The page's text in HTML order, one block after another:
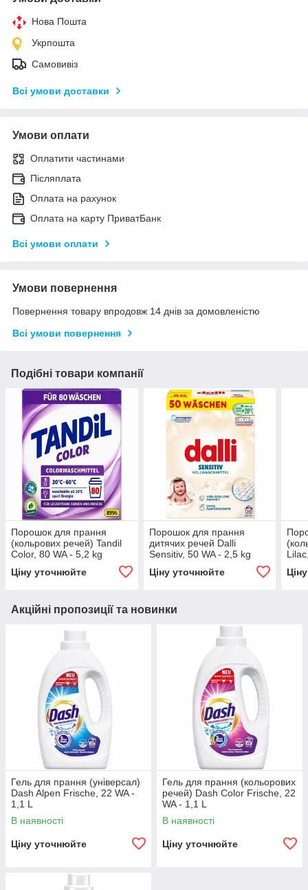
Нова Пошта
Укрпошта
Самовивіз
Всі умови доставки
Умови оплати
Оплатити частинами
Післяплата
Оплата на рахунок
Оплата на карту ПриватБанк
Всі умови оплати
Умови повернення
Повернення товару впродовж 14 днів за домовленістю
Всі умови повернення
Подібні товари компанії
Порошок для прання
(кольрових речей) Tandil
Color, 80 WA - 5,2 kg
Ціну уточнюйте
Порошок для прання
дитячих речей Dalli
Sensitiv, 50 WA - 2,5 kg
Ціну уточнюйте
Акційні пропозиції та новинки
Гель для прання (універсал)
Dash Alpen Frische, 22 WA -
1,1 L
В наявності
Ціну уточнюйте
Гель для прання (кольорових
речей) Dash Color Frische, 22
WA - 1,1 L
В наявності
Ціну уточнюйте